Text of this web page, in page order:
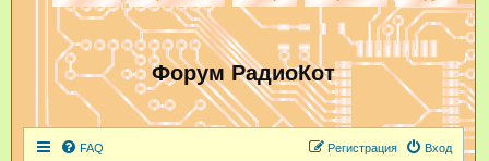
Форум РадиоКот
FAQ Вход
Регистрация